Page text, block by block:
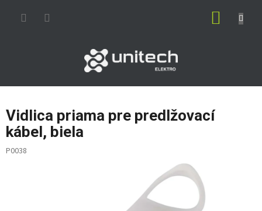
Vidlica priama pre predlžovací
kábel, biela
P0038